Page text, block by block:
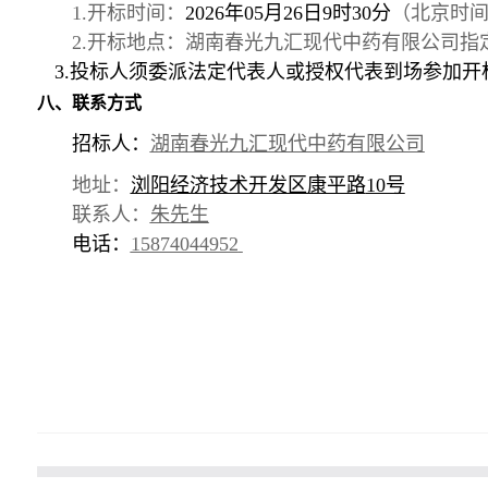
1.开标时间： 2026年05月 26日 9时30分 （北京时间
2.开标地点： 湖南春光九汇现代中药有限公司指
3.投标人须委派法定代表人或授权代表到场参加开
八、 联系方式
招标人： 湖南春光九汇现代中药有限公司
地址： 浏阳经济技术开发区康平路10号
联系人： 朱先生
电话： 15874044952